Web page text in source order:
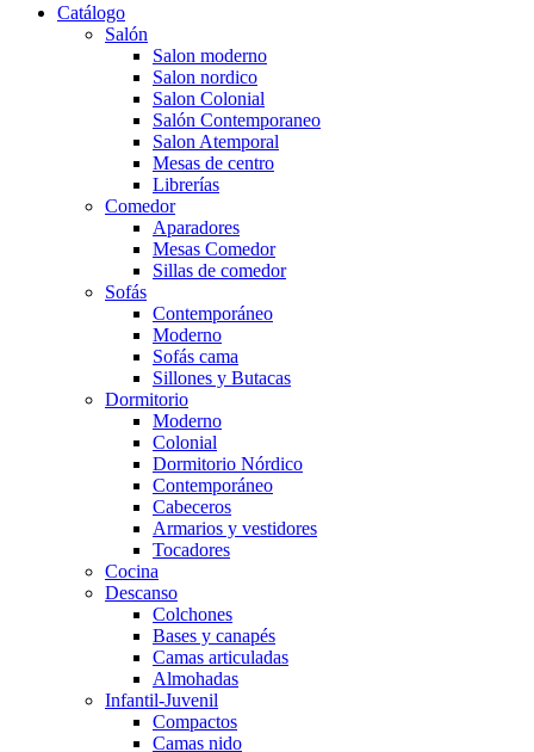
Catálogo
Salón
Salon moderno
Salon nordico
Salon Colonial
Salón Contemporaneo
Salon Atemporal
Mesas de centro
Librerías
Comedor
Aparadores
Mesas Comedor
Sillas de comedor
Sofás
Contemporáneo
Moderno
Sofás cama
Sillones y Butacas
Dormitorio
Moderno
Colonial
Dormitorio Nórdico
Contemporáneo
Cabeceros
Armarios y vestidores
Tocadores
Cocina
Descanso
Colchones
Bases y canapés
Camas articuladas
Almohadas
Infantil-Juvenil
Compactos
Camas nido